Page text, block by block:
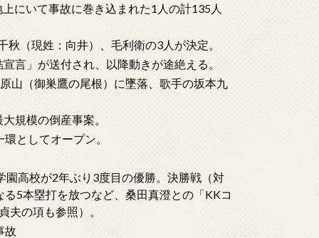
にいて事故に巻き込まれた1人の計135人
（現姓：向井）、毛利衛の3人が決定。
言」が送付され、以降動きが途絶える。
山（御巣鷹の尾根）に墜落、歌手の坂本九
規模の倒産事案。
としてオープン。
園高校が2年ぶり3度目の優勝。決勝戦（対
5本塁打を放つなど、桑田真澄との「KKコ
夫の項も参照）。
故